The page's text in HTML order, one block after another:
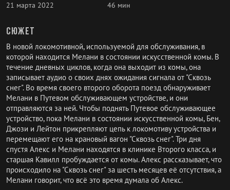
21 марта 2022
46 мин
Сюжет
В новой локомотивной, используемой для обслуживания, в
которой находится Мелани в состоянии искусственной комы. В
течение дневных циклов, когда она выходит из комы, она
записывает аудио о своих днях ожидания сигнала от "Сквозь
снег". Во время своего второго оборота поезд обнаруживает
Мелани в Путевом обслуживающем устройстве, и они
отправляются за ней. Чтобы поднять Путевое обслуживающее
устройство, пока Мелани в состоянии искусственной комы, Бен,
Джози и Лейтон прикрепляют цепь к локомотиву устройства и
перемещают его на крановый вагон "Сквозь снег". Три дня
спустя Алекс и Мелани находятся в клинике Второго класса, и
старшая Кавилл пробуждается от комы. Алекс рассказывает, что
происходило на "Сквозь снег" за шесть месяцев её отсутствия, а
Мелани говорит, что всё это время думала об Алекс.